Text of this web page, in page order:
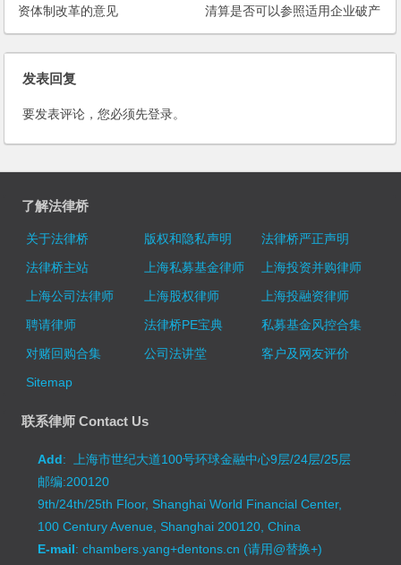
资体制改革的意见
清算是否可以参照适用企业破产
法规定的破产清算程序的批复
发表回复
要发表评论，您必须先登录。
了解法律桥
关于法律桥 版权和隐私声明
法律桥严正声明
法律桥主站
上海私募基金律师
上海投资并购律师
上海公司法律师
上海股权律师
上海投融资律师
聘请律师
法律桥PE宝典
私募基金风控合集
对赌回购合集
公司法讲堂
客户及网友评价
Sitemap
联系律师 Contact Us
Add: 上海市世纪大道100号环球金融中心9层/24层/25层
邮编:200120
9th/24th/25th Floor, Shanghai World Financial Center,
100 Century Avenue, Shanghai 200120, China
E-mail: chambers.yang+dentons.cn (请用@替换+)